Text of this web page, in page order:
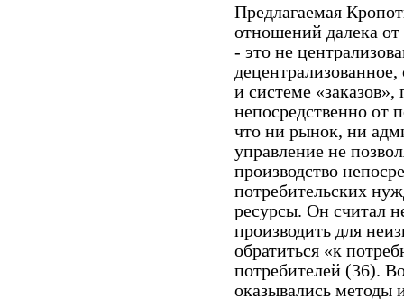
Предлагаемая
отношений далека
- это не
и системе
непосредственно от
что ни рынок, ни
управление не
производство
потребительских
ресурсы. Он считал
производить для
обратиться «к
потребителей (36).
оказывались методы